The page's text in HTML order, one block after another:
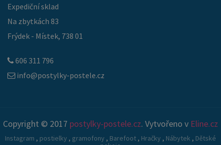
Expediční sklad
Na zbytkách 83
Frýdek - Místek, 738 01
606 311 796
info@postylky-postele.cz
Copyright © 2017 postylky-postele.cz. Vytvořeno v Eline.cz
Instagram , postielky , gramofony , Barefoot , Hračky , Nábytek , Dětské